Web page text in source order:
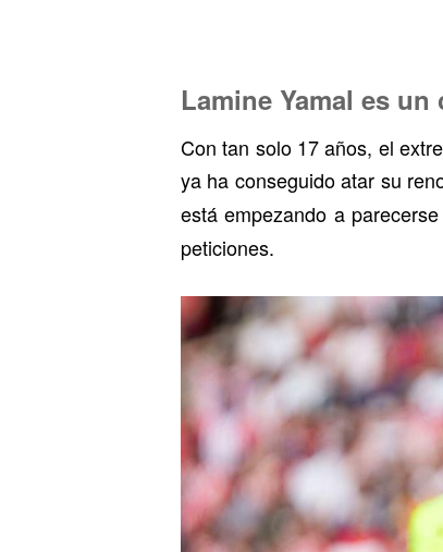
Lamine Yamal es
Con tan solo 17 años, el
ya ha conseguido atar su
está empezando a
peticiones.